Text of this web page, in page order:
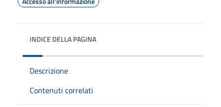
INDICE DELLA PAGINA
Descrizione
Contenuti correlati